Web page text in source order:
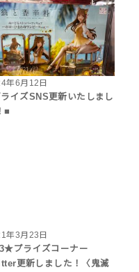
年6月12日
イズSNS更新いたしまし
■
年3月23日
プライズコーナー
更新しました！〈鬼滅